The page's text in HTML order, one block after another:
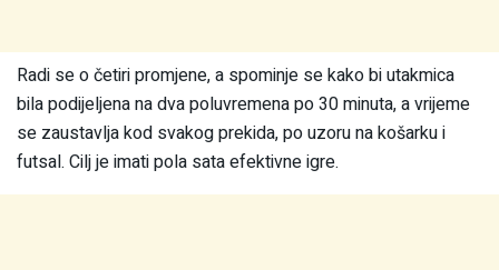
Radi se o četiri promjene, a spominje se kako bi utakmica
bila podijeljena na dva poluvremena po 30 minuta, a vrijeme
se zaustavlja kod svakog prekida, po uzoru na košarku i
futsal. Cilj je imati pola sata efektivne igre.